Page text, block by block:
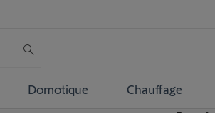
Domotique Chauffage